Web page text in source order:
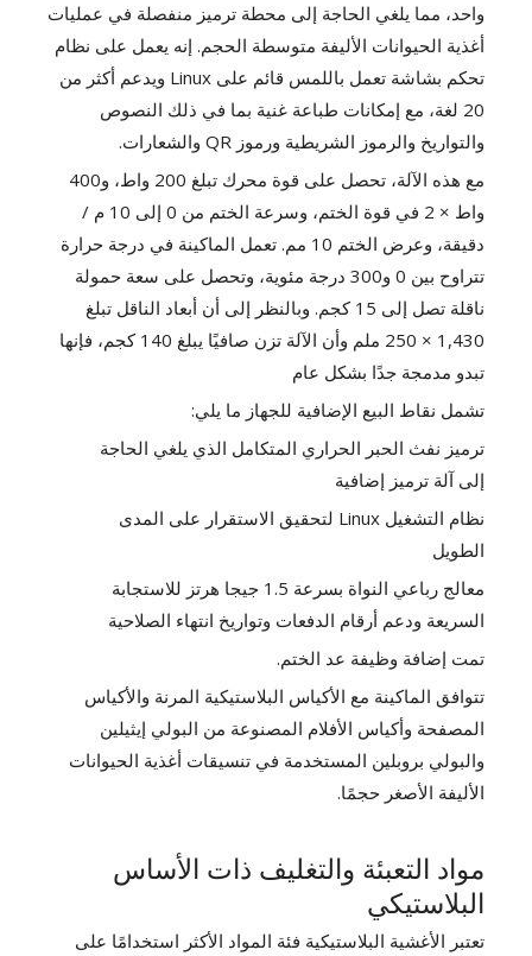
واحد، مما يلغي الحاجة إلى محطة ترميز منفصلة في عمليات
أغذية الحيوانات الأليفة متوسطة الحجم. إنه يعمل على نظام
تحكم بشاشة تعمل باللمس قائم على Linux ويدعم أكثر من
20 لغة، مع إمكانات طباعة غنية بما في ذلك النصوص
والتواريخ والرموز الشريطية ورموز QR والشعارات.
مع هذه الآلة، تحصل على قوة محرك تبلغ 200 واط، و400
واط × 2 في قوة الختم، وسرعة الختم من 0 إلى 10 م /
دقيقة، وعرض الختم 10 مم. تعمل الماكينة في درجة حرارة
تتراوح بين 0 و300 درجة مئوية، وتحصل على سعة حمولة
ناقلة تصل إلى 15 كجم. وبالنظر إلى أن أبعاد الناقل تبلغ
1,430 × 250 ملم وأن الآلة تزن صافيًا يبلغ 140 كجم، فإنها
تبدو مدمجة جدًا بشكل عام
تشمل نقاط البيع الإضافية للجهاز ما يلي:
ترميز نفث الحبر الحراري المتكامل الذي يلغي الحاجة
إلى آلة ترميز إضافية
نظام التشغيل Linux لتحقيق الاستقرار على المدى
الطويل
معالج رباعي النواة بسرعة 1.5 جيجا هرتز للاستجابة
السريعة ودعم أرقام الدفعات وتواريخ انتهاء الصلاحية
تمت إضافة وظيفة عد الختم.
تتوافق الماكينة مع الأكياس البلاستيكية المرنة والأكياس
المصفحة وأكياس الأفلام المصنوعة من البولي إيثيلين
والبولي بروبلين المستخدمة في تنسيقات أغذية الحيوانات
الأليفة الأصغر حجمًا.
مواد التعبئة والتغليف ذات الأساس
البلاستيكي
تعتبر الأغشية البلاستيكية فئة المواد الأكثر استخدامًا على